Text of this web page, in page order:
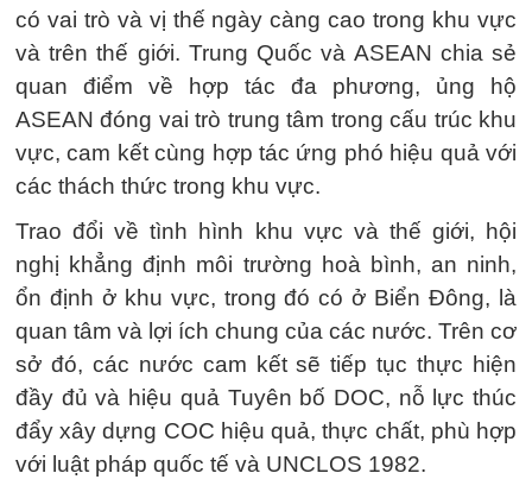
có vai trò và vị thế ngày càng cao trong khu vực
và trên thế giới. Trung Quốc và ASEAN chia sẻ
quan điểm về hợp tác đa phương, ủng hộ
ASEAN đóng vai trò trung tâm trong cấu trúc khu
vực, cam kết cùng hợp tác ứng phó hiệu quả với
các thách thức trong khu vực.
Trao đổi về tình hình khu vực và thế giới, hội
nghị khẳng định môi trường hoà bình, an ninh,
ổn định ở khu vực, trong đó có ở Biển Đông, là
quan tâm và lợi ích chung của các nước. Trên cơ
sở đó, các nước cam kết sẽ tiếp tục thực hiện
đầy đủ và hiệu quả Tuyên bố DOC, nỗ lực thúc
đẩy xây dựng COC hiệu quả, thực chất, phù hợp
với luật pháp quốc tế và UNCLOS 1982.